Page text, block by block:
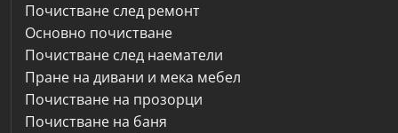
Почистване след ремонт
Основно почистване
Почистване след наематели
Пране на дивани и мека мебел
Почистване на прозорци
Почистване на баня